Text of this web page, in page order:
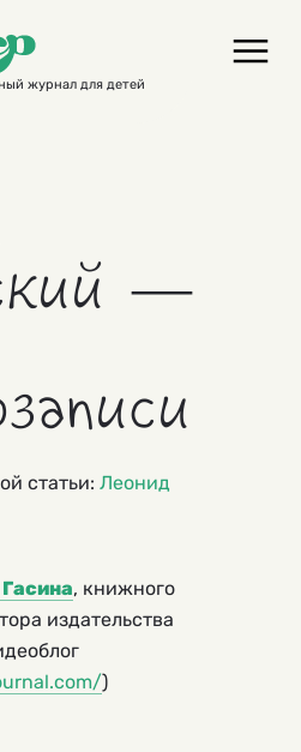
журнал для детей
—
статьи: Леонид
, книжного
издательства
)